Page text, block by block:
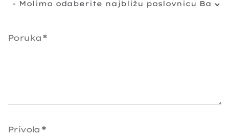
Poruka *
Privola *